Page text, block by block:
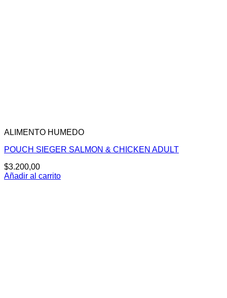
ALIMENTO HUMEDO
POUCH SIEGER SALMON & CHICKEN ADULT
$3.200,00
Añadir al carrito